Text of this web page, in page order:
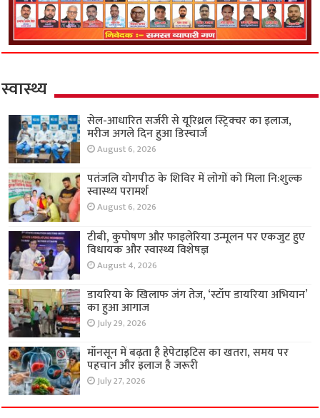
स्वास्थ्य
सेल-आधारित सर्जरी से यूरिथ्रल स्ट्रिक्चर का इलाज,
मरीज अगले दिन हुआ डिस्चार्ज
August 6, 2026
पतंजलि योगपीठ के शिविर में लोगों को मिला नि:शुल्क
स्वास्थ्य परामर्श
August 6, 2026
टीबी, कुपोषण और फाइलेरिया उन्मूलन पर एकजुट हुए
विधायक और स्वास्थ्य विशेषज्ञ
August 4, 2026
डायरिया के खिलाफ जंग तेज, ‘स्टॉप डायरिया अभियान’
का हुआ आगाज
July 29, 2026
मॉनसून में बढ़ता है हेपेटाइटिस का खतरा, समय पर
पहचान और इलाज है जरूरी
July 27, 2026